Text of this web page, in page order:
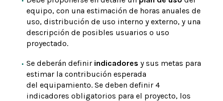
equipo, con una estimación de horas anuales de
uso, distribución de uso interno y externo, y una
descripción de posibles usuarios o uso
proyectado.
Se deberán definir indicadores y sus metas para
estimar la contribución esperada
del equipamiento. Se deben definir 4
indicadores obligatorios para el proyecto, los